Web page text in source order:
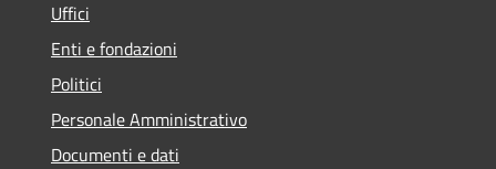
Uffici
Enti e fondazioni
Politici
Personale Amministrativo
Documenti e dati